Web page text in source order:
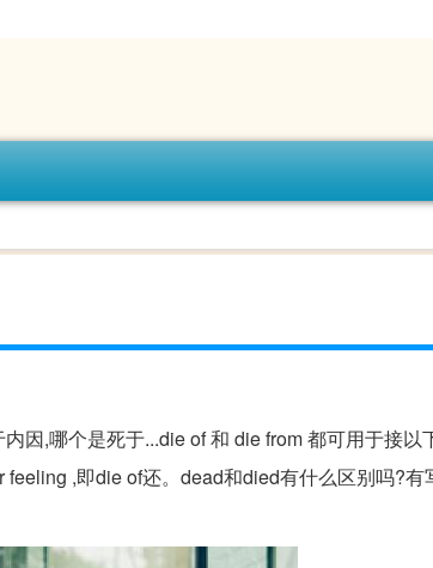
因,哪个是死于...die of 和 die from 都可用于接以
,即die of还。dead和died有什么区别吗?